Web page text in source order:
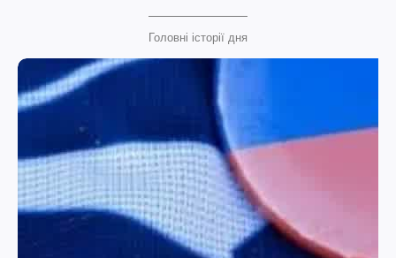
Головні історії дня